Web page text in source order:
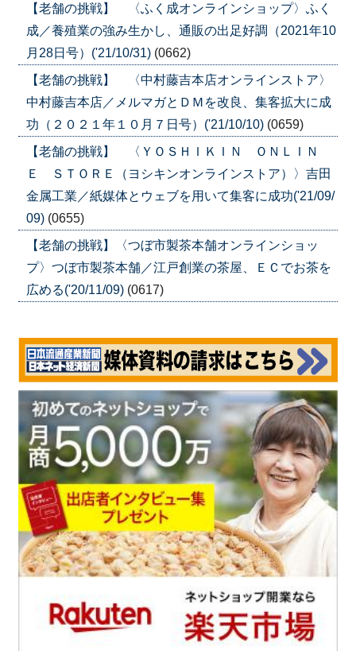
【老舗の挑戦】 〈ふく成オンラインショップ〉ふく
成／養殖業の強み生かし、通販の出足好調（2021年10
月28日号）('21/10/31) (0662)
【老舗の挑戦】 〈中村藤吉本店オンラインストア〉
中村藤吉本店／メルマガとＤＭを改良、集客拡大に成
功（２０２１年１０月７日号）('21/10/10) (0659)
【老舗の挑戦】 〈ＹＯＳＨＩＫＩＮ ＯＮＬＩＮ
Ｅ ＳＴＯＲＥ（ヨシキンオンラインストア）〉吉田
金属工業／紙媒体とウェブを用いて集客に成功('21/09/
09) (0655)
【老舗の挑戦】〈つぼ市製茶本舗オンラインショッ
プ〉つぼ市製茶本舗／江戸創業の茶屋、ＥＣでお茶を
広める('20/11/09) (0617)